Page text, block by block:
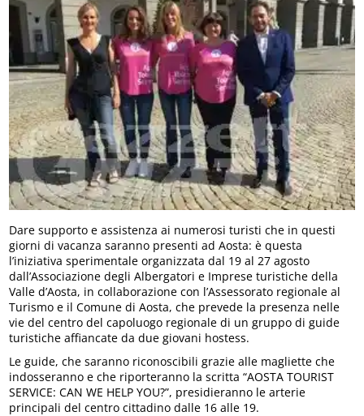
Dare supporto e assistenza ai numerosi turisti che in questi
giorni di vacanza saranno presenti ad Aosta: è questa
l’iniziativa sperimentale organizzata dal 19 al 27 agosto
dall’Associazione degli Albergatori e Imprese turistiche della
Valle d’Aosta, in collaborazione con l’Assessorato regionale al
Turismo e il Comune di Aosta, che prevede la presenza nelle
vie del centro del capoluogo regionale di un gruppo di guide
turistiche affiancate da due giovani hostess.
Le guide, che saranno riconoscibili grazie alle magliette che
indosseranno e che riporteranno la scritta “AOSTA TOURIST
SERVICE: CAN WE HELP YOU?”, presidieranno le arterie
principali del centro cittadino dalle 16 alle 19.